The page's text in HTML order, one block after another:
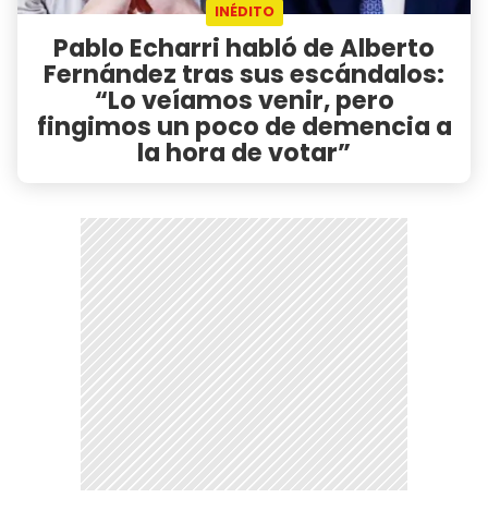
INÉDITO
Pablo Echarri habló de Alberto
Fernández tras sus escándalos:
“Lo veíamos venir, pero
fingimos un poco de demencia a
la hora de votar”